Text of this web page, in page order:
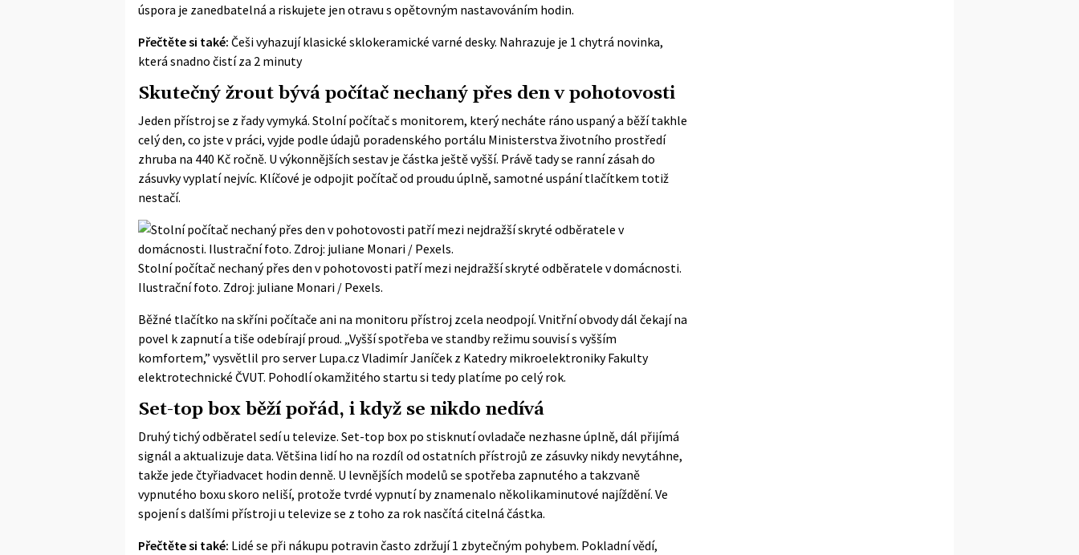
úspora je zanedbatelná a riskujete jen otravu s opětovným nastavováním hodin.
Přečtěte si také: Češi vyhazují klasické sklokeramické varné desky. Nahrazuje je 1 chytrá novinka,
která snadno čistí za 2 minuty
Skutečný žrout bývá počítač nechaný přes den v pohotovosti
Jeden přístroj se z řady vymyká. Stolní počítač s monitorem, který necháte ráno uspaný a běží takhle
celý den, co jste v práci, vyjde podle údajů poradenského portálu Ministerstva životního prostředí
zhruba na 440 Kč ročně. U výkonnějších sestav je částka ještě vyšší. Právě tady se ranní zásah do
zásuvky vyplatí nejvíc. Klíčové je odpojit počítač od proudu úplně, samotné uspání tlačítkem totiž
nestačí.
Stolní počítač nechaný přes den v pohotovosti patří mezi nejdražší skryté odběratele v domácnosti.
Ilustrační foto. Zdroj: juliane Monari / Pexels.
Běžné tlačítko na skříni počítače ani na monitoru přístroj zcela neodpojí. Vnitřní obvody dál čekají na
povel k zapnutí a tiše odebírají proud. „Vyšší spotřeba ve standby režimu souvisí s vyšším
komfortem,” vysvětlil pro server Lupa.cz Vladimír Janíček z Katedry mikroelektroniky Fakulty
elektrotechnické ČVUT. Pohodlí okamžitého startu si tedy platíme po celý rok.
Set-top box běží pořád, i když se nikdo nedívá
Druhý tichý odběratel sedí u televize. Set-top box po stisknutí ovladače nezhasne úplně, dál přijímá
signál a aktualizuje data. Většina lidí ho na rozdíl od ostatních přístrojů ze zásuvky nikdy nevytáhne,
takže jede čtyřiadvacet hodin denně. U levnějších modelů se spotřeba zapnutého a takzvaně
vypnutého boxu skoro neliší, protože tvrdé vypnutí by znamenalo několikaminutové najíždění. Ve
spojení s dalšími přístroji u televize se z toho za rok nasčítá citelná částka.
Přečtěte si také: Lidé se při nákupu potravin často zdržují 1 zbytečným pohybem. Pokladní vědí,